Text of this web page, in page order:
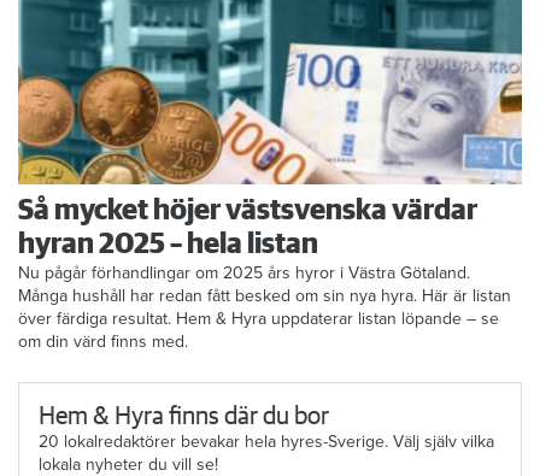
Så mycket höjer västsvenska värdar
hyran 2025 – hela listan
Nu pågår förhandlingar om 2025 års hyror i Västra Götaland.
Många hushåll har redan fått besked om sin nya hyra. Här är listan
över färdiga resultat. Hem & Hyra uppdaterar listan löpande – se
om din värd finns med.
Hem & Hyra finns där du bor
20 lokalredaktörer bevakar hela hyres-Sverige. Välj själv vilka
lokala nyheter du vill se!